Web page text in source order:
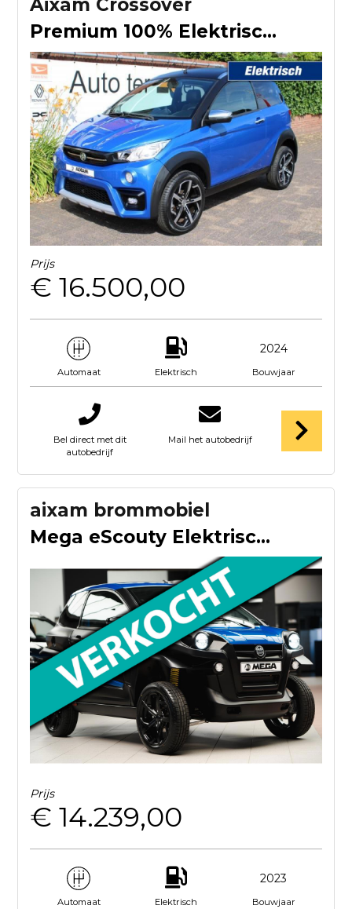
Aixam Crossover
Premium 100% Elektrisch met Webasto standkachel
Prijs
€ 16.500,00
Automaat Elektrisch
2024
Bouwjaar
Bel direct met dit
autobedrijf
Mail het autobedrijf
aixam brommobiel
Mega eScouty Elektrische City Car / 45km biro rocks canta
Prijs
€ 14.239,00
Automaat Elektrisch
2023
Bouwjaar